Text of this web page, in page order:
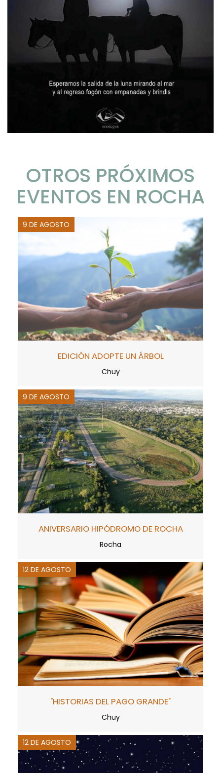
OTROS PRÓXIMOS
EVENTOS EN ROCHA
9 DE AGOSTO
EDICIÓN ADOPTE UN ÁRBOL
Chuy
9 DE AGOSTO
ANIVERSARIO HIPÓDROMO DE ROCHA
Rocha
12 DE AGOSTO
"HISTORIAS DEL PAGO GRANDE"
Chuy
12 DE AGOSTO